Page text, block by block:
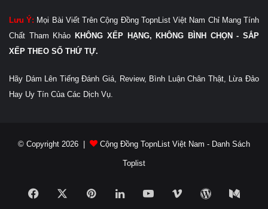
Lưu Ý: Mọi Bài Viết Trên Cộng Đồng TopnList Việt Nam Chỉ Mang Tính
Chất Tham Khảo KHÔNG XẾP HẠNG, KHÔNG BÌNH CHỌN - SẮP
XẾP THEO SỐ THỨ TỰ.
Hãy Dám Lên Tiếng Đánh Giá, Review, Bình Luận Chân Thật, Lừa Đảo
Hay Uy Tín Của Các Dịch Vụ.
© Copyright 2026 | Cộng Đồng TopnList Việt Nam - Danh Sách
Toplist
Facebook PinterestLinkedInYouTubeVimeo WordPress